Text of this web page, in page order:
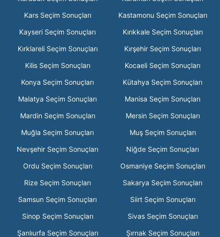
Kars Seçim Sonuçları
Kastamonu Seçim Sonuçları
Kayseri Seçim Sonuçları
Kırıkkale Seçim Sonuçları
Kırklareli Seçim Sonuçları
Kırşehir Seçim Sonuçları
Kilis Seçim Sonuçları
Kocaeli Seçim Sonuçları
Konya Seçim Sonuçları
Kütahya Seçim Sonuçları
Malatya Seçim Sonuçları
Manisa Seçim Sonuçları
Mardin Seçim Sonuçları
Mersin Seçim Sonuçları
Muğla Seçim Sonuçları
Muş Seçim Sonuçları
Nevşehir Seçim Sonuçları
Niğde Seçim Sonuçları
Ordu Seçim Sonuçları
Osmaniye Seçim Sonuçları
Rize Seçim Sonuçları
Sakarya Seçim Sonuçları
Samsun Seçim Sonuçları
Siirt Seçim Sonuçları
Sinop Seçim Sonuçları
Sivas Seçim Sonuçları
Şanlıurfa Seçim Sonuçları
Şırnak Seçim Sonuçları